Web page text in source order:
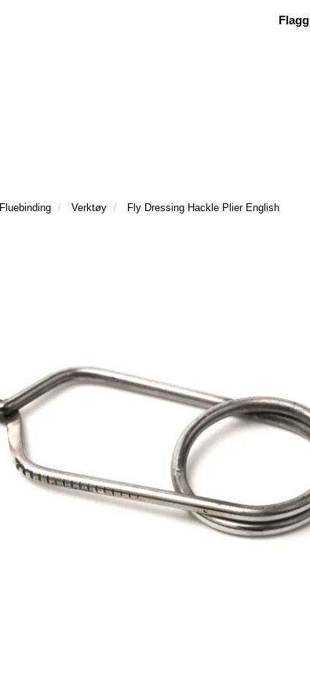
Flagg
Fluebinding Verktøy Fly Dressing Hackle Plier English